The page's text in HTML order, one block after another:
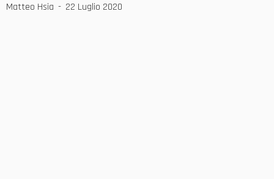
Matteo Hsia 22 Luglio 2020